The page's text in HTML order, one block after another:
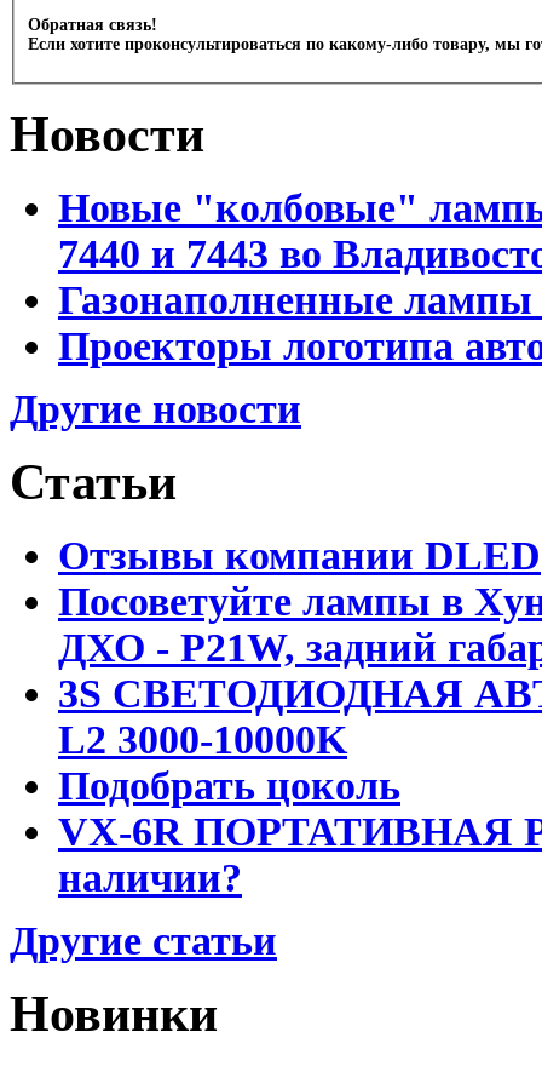
Обратная связь!
Если хотите проконсультироваться по какому-либо товару, мы
Новости
Новые "колбовые"
7440 и 7443 во
Газонаполненные лампы
Проекторы логотипа
Другие новости
Статьи
Отзывы компании DLED
Посоветуйте лампы в
ДХО - P21W, задний
3S СВЕТОДИОДНАЯ
L2 3000-10000K
Подобрать цоколь
VX-6R ПОРТАТИВНАЯ
наличии?
Другие статьи
Новинки